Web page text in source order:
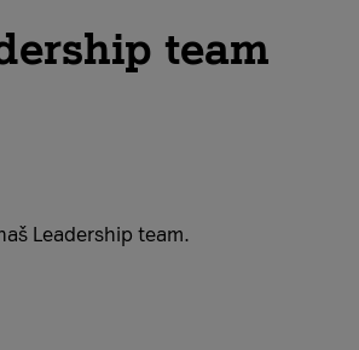
team
Leadership team.